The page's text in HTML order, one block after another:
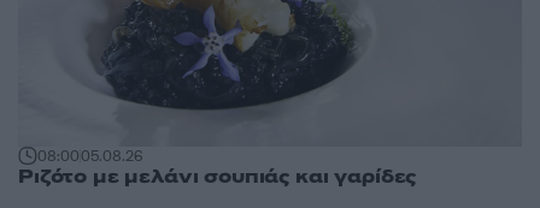
08:0005.08.26
Ριζότο με μελάνι σουπιάς και γαρίδες